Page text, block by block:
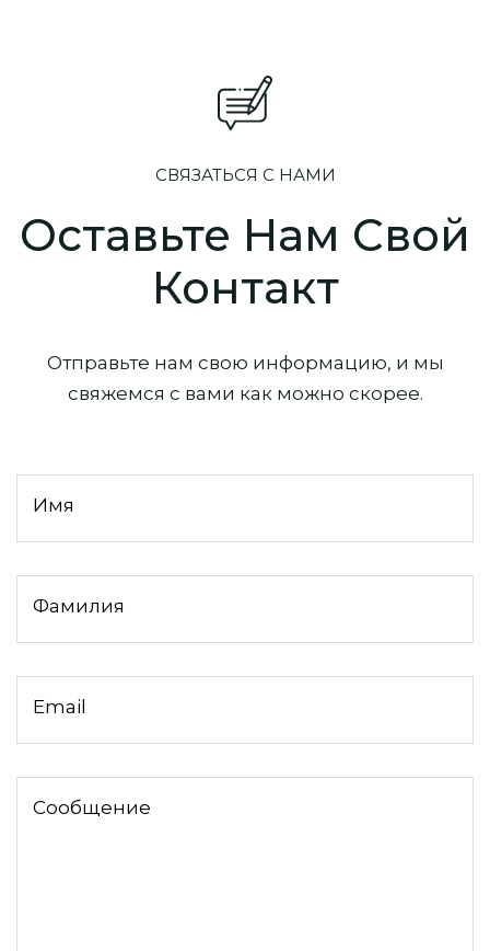
СВЯЗАТЬСЯ С НАМИ
Оставьте Нам Свой
Контакт
Отправьте нам свою информацию, и мы
свяжемся с вами как можно скорее.
Имя
Фамилия
Email
Сообщение